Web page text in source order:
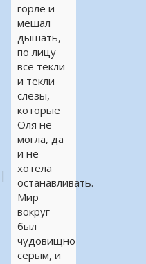
горле и
мешал
дышать,
по лицу
все текли
и текли
слезы,
которые
Оля не
могла, да
и не
хотела
останавливать.
Мир
вокруг
был
чудовищно
серым, и
|